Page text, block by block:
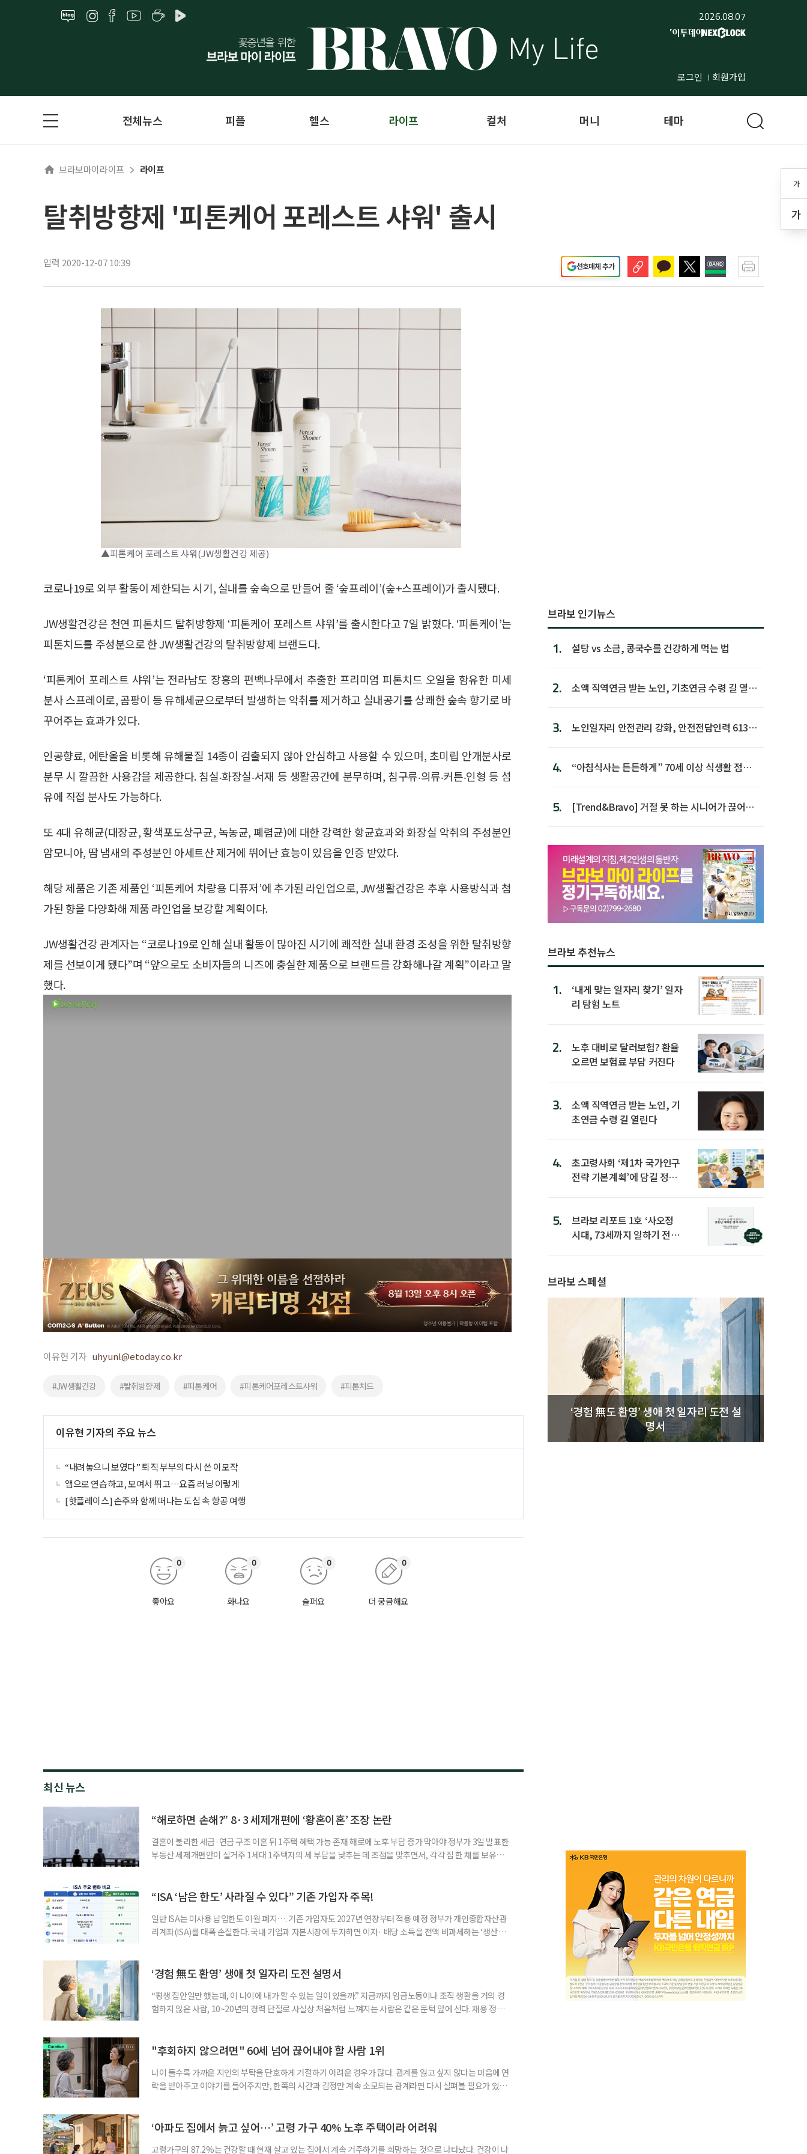
2026.08.07
로그인 회원가입
가
가
전체뉴스 피플 헬스 라이프 컬처 머니 테마
브라보마이라이프 라이프
탈취방향제 '피톤케어 포레스트 샤워' 출시
입력 2020-12-07 10:39 선호매체 추가
▲피톤케어 포레스트 샤워(JW생활건강 제공)
코로나19로 외부 활동이 제한되는 시기, 실내를 숲속으로 만들어 줄 ‘숲프레이’(숲+스프레이)가 출시됐다.
JW생활건강은 천연 피톤치드 탈취방향제 ‘피톤케어 포레스트 샤워’를 출시한다고 7일 밝혔다. ‘피톤케어’는
피톤치드를 주성분으로 한 JW생활건강의 탈취방향제 브랜드다.
‘피톤케어 포레스트 샤워’는 전라남도 장흥의 편백나무에서 추출한 프리미엄 피톤치드 오일을 함유한 미세
분사 스프레이로, 곰팡이 등 유해세균으로부터 발생하는 악취를 제거하고 실내공기를 상쾌한 숲속 향기로 바
꾸어주는 효과가 있다.
인공향료, 에탄올을 비롯해 유해물질 14종이 검출되지 않아 안심하고 사용할 수 있으며, 초미립 안개분사로
분무 시 깔끔한 사용감을 제공한다. 침실‧화장실‧서재 등 생활공간에 분무하며, 침구류‧의류‧커튼‧인형 등 섬
유에 직접 분사도 가능하다.
또 4대 유해균(대장균, 황색포도상구균, 녹농균, 폐렴균)에 대한 강력한 항균효과와 화장실 악취의 주성분인
암모니아, 땀 냄새의 주성분인 아세트산 제거에 뛰어난 효능이 있음을 인증 받았다.
해당 제품은 기존 제품인 ‘피톤케어 차량용 디퓨저’에 추가된 라인업으로, JW생활건강은 추후 사용방식과 첨
가된 향을 다양화해 제품 라인업을 보강할 계획이다.
JW생활건강 관계자는 “코로나19로 인해 실내 활동이 많아진 시기에 쾌적한 실내 환경 조성을 위한 탈취방향
제를 선보이게 됐다”며 “앞으로도 소비자들의 니즈에 충실한 제품으로 브랜드를 강화해나갈 계획”이라고 말
했다.
이유현 기자 uhyunl@etoday.co.kr
#JW생활건강 #탈취방향제 #피톤케어 #피톤케어포레스트샤워 #피톤치드
이유현 기자의 주요 뉴스
“내려놓으니 보였다” 퇴직 부부의 다시 쓴 이모작
앱으로 연습하고, 모여서 뛰고…요즘 러닝 이렇게
[핫플레이스] 손주와 함께 떠나는 도심 속 항공 여행
좋아요
0
화나요
0
슬퍼요
0
더 궁금해요
0
최신 뉴스
“해로하면 손해?” 8·3 세제개편에 ‘황혼이혼’ 조장 논란
결혼이 불리한 세금·연금 구조 이혼 뒤 1주택 혜택 가능 존재 해로에 노후 부담 증가 막아야 정부가 3일 발표한
부동산 세제개편안이 실거주 1세대 1주택자의 세 부담을 낮추는 데 초점을 맞추면서, 각각 집 한 채를 보유한
부가 각자 집 한 채씩을 보유하면 한 세대가 두 채를 가진 것으로 보지만, 실제 이혼해 주거와 생계를 분
“ISA ‘남은 한도’ 사라질 수 있다” 기존 가입자 주목!
일반 ISA는 미사용 납입한도 이월 폐지…. 기존 가입자도 2027년 연장부터 적용 예정 정부가 개인종합자산관
리계좌(ISA)를 대폭 손질한다. 국내 기업과 자본시장에 투자하면 이자· 배당 소득을 전액 비과세하는 ‘생산적
기 때문이다. 지난 3일 발표된 세제개편안이 국회 통과 후 그대로 시행된다면 법 시행 전 본
‘경험 無도 환영’ 생애 첫 일자리 도전 설명서
“평생 집안일만 했는데, 이 나이에 내가 할 수 있는 일이 있을까.” 지금까지 임금노동이나 조직 생활을 거의 경
험하지 않은 사람, 10~20년의 경력 단절로 사실상 처음처럼 느껴지는 사람은 같은 문턱 앞에 선다. 채용 정보를
경험이 풍부한 고령자는 중요한 국가 자원이다. 박경하 한국노인인력개발원 선임연구위
"후회하지 않으려면" 60세 넘어 끊어내야 할 사람 1위
나이 들수록 가까운 지인의 부탁을 단호하게 거절하기 어려운 경우가 많다. 관계를 잃고 싶지 않다는 마음에 연
락을 받아주고 이야기를 들어주지만, 한쪽의 시간과 감정만 계속 소모되는 관계라면 다시 살펴볼 필요가 있다.
게 여기며, 거절하는 순간 태도를 바꾸는 행동도 건강한 관계와는 거리가 멀다. 믿고 털어놓은 개인사나 약점을
‘아파도 집에서 늙고 싶어…’ 고령 가구 40% 노후 주택이라 어려워
고령가구의 87.2%는 건강할 때 현재 살고 있는 집에서 계속 거주하기를 희망하는 것으로 나타났다. 건강이 나
브라보 인기뉴스
1. 설탕 vs 소금, 콩국수를 건강하게 먹는 법
2.
소액 직역연금 받는 노인, 기초연금 수령 길 열린
3.
노인일자리 안전관리 강화, 안전전담인력 613명
4.
“아침식사는 든든하게” 70세 이상 식생활 점수
5.
[Trend&Bravo] 거절 못 하는 시니어가 끊어야
브라보 추천뉴스
1.
‘내게 맞는 일자리 찾기’ 일자
리 탐험 노트
2.
노후 대비로 달러보험? 환율
오르면 보험료 부담 커진다
3.
소액 직역연금 받는 노인, 기
초연금 수령 길 열린다
4.
초고령사회 ‘제1차 국가인구
전략 기본계획’에 담길 정책
5.
브라보 리포트 1호 ‘사오정
시대, 73세까지 일하기 전략’
브라보 스페셜
‘경험 無도 환영’ 생애 첫 일자리 도전 설
명서